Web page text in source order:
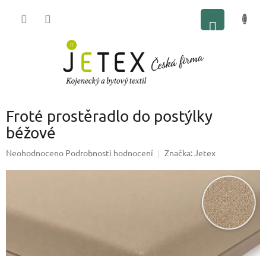
Froté prostěradlo do postýlky
béžové
Průměrné
Neohodnoceno Podrobnosti hodnocení Značka:Jetex